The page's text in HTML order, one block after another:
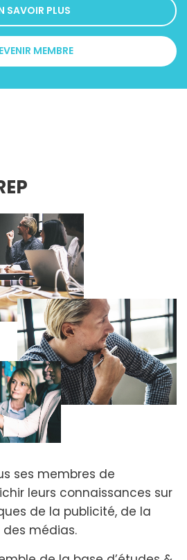
SAVOIR PLUS
MEMBRE
ses membres de
leurs connaissances sur
de la publicité, de la
médias.